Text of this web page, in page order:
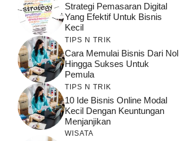
Strategi Pemasaran Digital
Yang Efektif Untuk Bisnis
Kecil
TIPS N TRIK
Cara Memulai Bisnis Dari Nol
Hingga Sukses Untuk
Pemula
TIPS N TRIK
10 Ide Bisnis Online Modal
Kecil Dengan Keuntungan
Menjanjikan
WISATA